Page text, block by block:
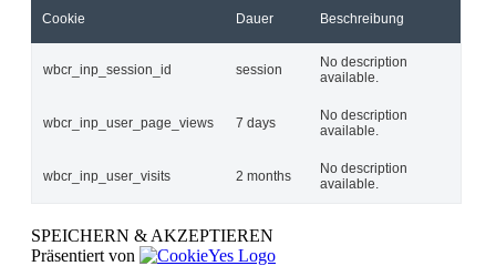
Cookie Dauer Beschreibung
wbcr_inp_session_id session
No description
available.
wbcr_inp_user_page_views 7 days
No description
available.
wbcr_inp_user_visits 2 months
No description
available.
SPEICHERN & AKZEPTIEREN
Präsentiert von